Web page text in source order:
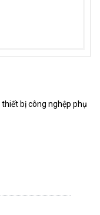
thiết bị công nghệp phụ